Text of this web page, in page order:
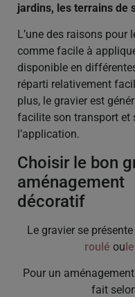
jardins, les terrains de
L’une des raisons pour
comme facile à
disponible en
réparti relativement
plus, le gravier est
facilite son transport et
l’application.
Choisir le bon
aménagement
décoratif
Le gravier se
roulé ou
Pour un
fait